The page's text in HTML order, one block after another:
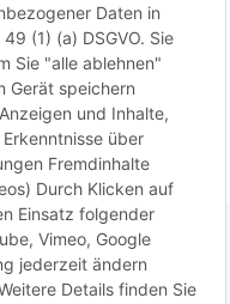
Daten in
(1) (a) DSGVO. Sie
Sie "alle ablehnen"
Gerät speichern
und Inhalte,
über
Fremdinhalte
Durch Klicken auf
Einsatz folgender
Vimeo, Google
jederzeit ändern
Details finden Sie